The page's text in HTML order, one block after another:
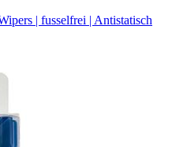
| fusselfrei | Antistatisch